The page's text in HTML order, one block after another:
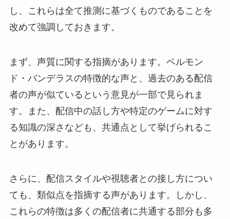
し、これらは全て推測に基づくものであることを
改めて強調しておきます。
まず、声質に関する指摘があります。ベルモン
ド・バンデラスの特徴的な声と、過去のある配信
者の声が似ているという意見が一部で見られま
す。また、配信中の話し方や特定のゲームに対す
る知識の深さなども、共通点として挙げられるこ
とがあります。
さらに、配信スタイルや視聴者との接し方につい
ても、類似点を指摘する声があります。しかし、
これらの特徴は多くの配信者に共通する部分も多